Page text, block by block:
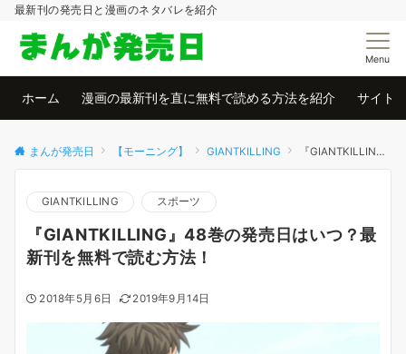
最新刊の発売日と漫画のネタバレを紹介
Menu
ホーム 漫画の最新刊を直に無料で読める方法を紹介 サイト
まんが発売日 【モーニング】 GIANTKILLING 『GIANTKILLING』48巻の発売日はいつ？最新刊を無料で読む方法！
GIANTKILLING スポーツ
『GIANTKILLING』48巻の発売日はいつ？最
新刊を無料で読む方法！
2018年5月6日 2019年9月14日